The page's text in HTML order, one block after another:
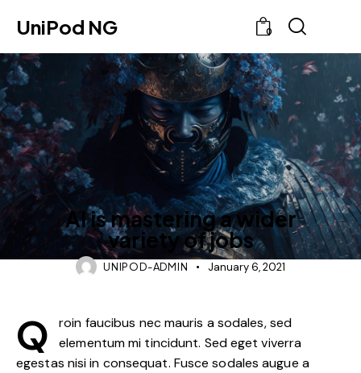
UniPod NG 0
STYLE
AI is mastering a wider
variety of jobs
UNIPOD-ADMIN January 6, 2021
Q
roin faucibus nec mauris a sodales, sed
elementum mi tincidunt. Sed eget viverra
egestas nisi in consequat. Fusce sodales augue a